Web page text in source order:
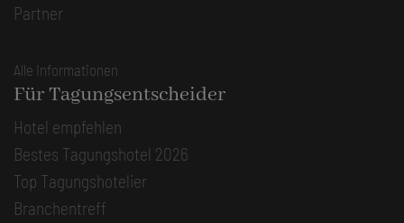
Partner
Alle Informationen
Für Tagungsentscheider
Hotel empfehlen
Bestes Tagungshotel 2026
Top Tagungshotelier
Branchentreff